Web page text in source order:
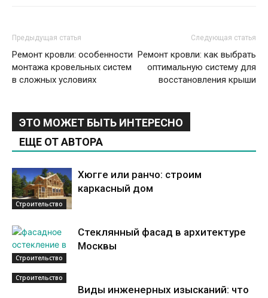
Предыдущая статья
Ремонт кровли: особенности
монтажа кровельных систем
в сложных условиях
Следующая статья
Ремонт кровли: как выбрать
оптимальную систему для
восстановления крыши
ЭТО МОЖЕТ БЫТЬ ИНТЕРЕСНО
ЕЩЕ ОТ АВТОРА
Строительство
Хюгге или ранчо: строим
каркасный дом
Строительство
Стеклянный фасад в архитектуре
Москвы
Строительство
Виды инженерных изысканий: что